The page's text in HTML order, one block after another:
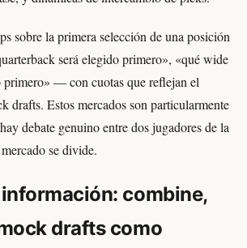
sobre la primera selección de una posición
será elegido primero», «qué wide
primero» — con cuotas que reflejan el
drafts. Estos mercados son particularmente
debate genuino entre dos jugadores de la
se divide.
combine,
drafts como